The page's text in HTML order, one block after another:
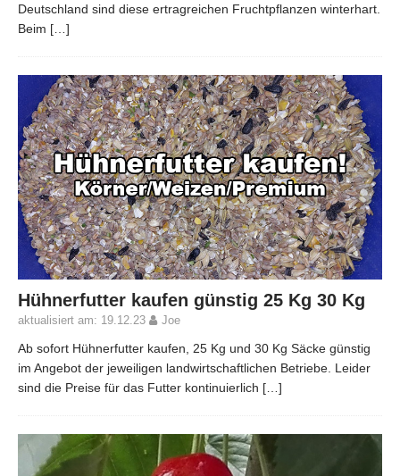
Deutschland sind diese ertragreichen Fruchtpflanzen winterhart.
Beim […]
Hühnerfutter kaufen günstig 25 Kg 30 Kg
aktualisiert am: 19.12.23 Joe
Ab sofort Hühnerfutter kaufen, 25 Kg und 30 Kg Säcke günstig
im Angebot der jeweiligen landwirtschaftlichen Betriebe. Leider
sind die Preise für das Futter kontinuierlich […]